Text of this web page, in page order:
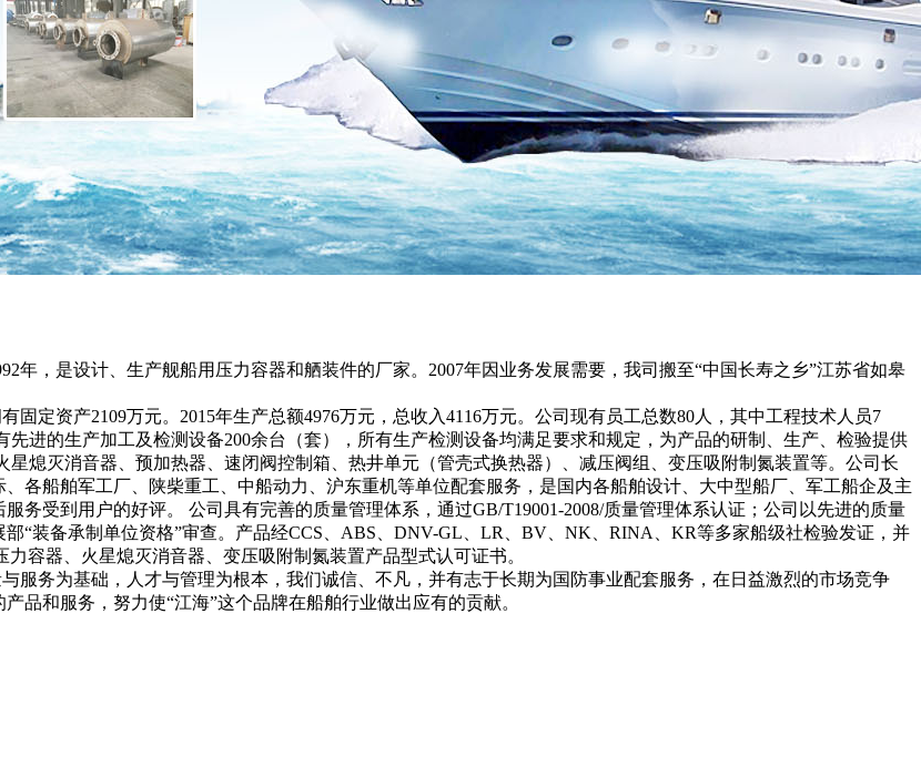
，是设计、生产舰船用压力容器和舾装件的厂家。2007年因业务发展需要，我司搬至“中国长寿之乡”江苏省如皋
定资产2109万元。2015年生产总额4976万元，总收入4116万元。公司现有员工总数80人，其中工程技术人员7
先进的生产加工及检测设备200余台（套），所有生产检测设备均满足要求和规定，为产品的研制、生产、检验提供
熄灭消音器、预加热器、速闭阀控制箱、热井单元（管壳式换热器）、减压阀组、变压吸附制氮装置等。公司长
各船舶军工厂、陕柴重工、中船动力、沪东重机等单位配套服务，是国内各船舶设计、大中型船厂、军工船企及主
务受到用户的好评。 公司具有完善的质量管理体系，通过GB/T19001-2008/质量管理体系认证；公司以先进的质量
“装备承制单位资格”审查。产品经CCS、ABS、DNV-GL、LR、BV、NK、RINA、KR等多家船级社检验发证，并
容器、火星熄灭消音器、变压吸附制氮装置产品型式认可证书。
务为基础，人才与管理为根本，我们诚信、不凡，并有志于长期为国防事业配套服务，在日益激烈的市场竞争
品和服务，努力使“江海”这个品牌在船舶行业做出应有的贡献。